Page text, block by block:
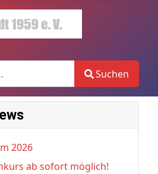
characters for results.
Suchen
2026
ab sofort möglich!